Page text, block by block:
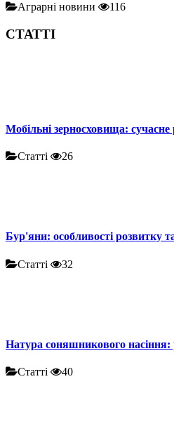
Аграрні новини 116
СТАТТІ
Мобільні зерносховища:
Статті 26
Бур'яни: особливості розвитку
Статті 32
Натура соняшникового насіння:
Статті 40